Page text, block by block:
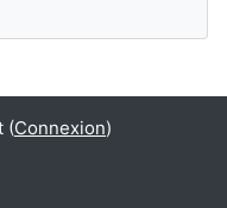
(Connexion)